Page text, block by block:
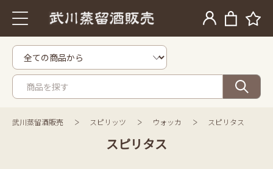
武川蒸留酒販売 スピリッツ ウォッカ スピリタス
スピリタス